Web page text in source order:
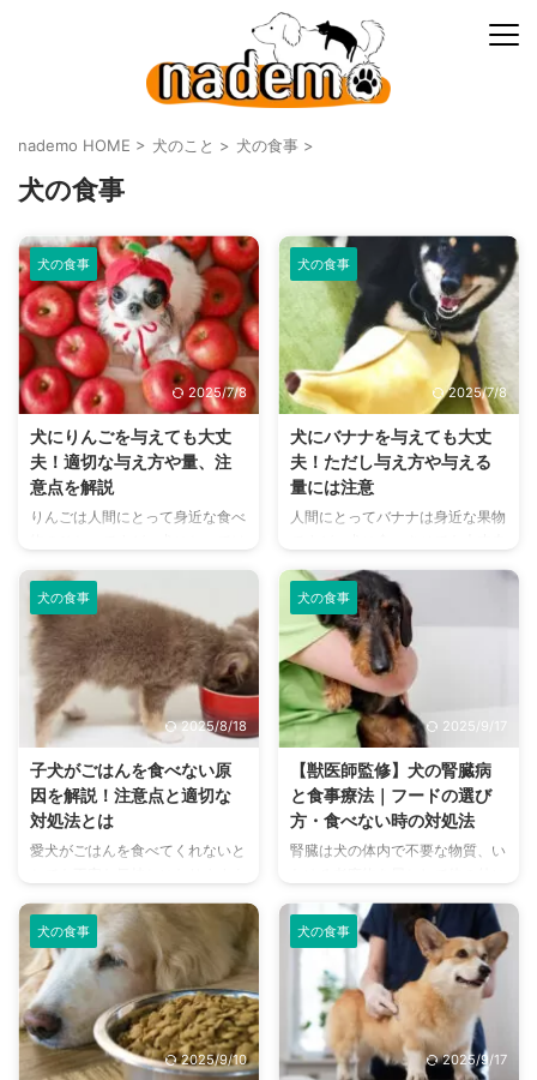
nademo HOME > 犬のこと > 犬の食事 >
犬の食事
犬の食事
2025/7/8
犬にりんごを与えても大丈
夫！適切な与え方や量、注
意点を解説
りんごは人間にとって身近な食べ
言うと、りんごは犬にとっても美
味しく食べられるフルーツ。犬の
舌は甘さを感じる機能に優れてい
るため、甘みを好む傾向がありま
す。 りんごやバナナ、イチゴな
どの甘みのあるフルーツが好物な
犬は多く、おやつやトッピングと
して与えるととても喜んでくれる
でしょう。 こちらの記事ではり
んごの適切な与え方や量、与える
際の注意点について解説していま
す。 犬が食べられるフルーツ
取り上げていますので、ぜひ参考
に ...
犬の食事
2025/7/8
犬にバナナを与えても大丈
夫！ただし与え方や与える
量には注意
人間にとってバナナは身近な果物
なのでしょうか？ 結論から言え
ば、バナナは犬にとっても栄養価
が高く、美味しく食べられる果物
です。 バナナは細かく切った
り、焼いて調理しても良い食材な
ので、愛犬と一緒におやつ感覚で
食べられます。 犬は飼い主の食
べ物に興味を示すことも多いの
で、一緒に楽しめるのは嬉しいで
すよね。 この記事では犬にバナ
ナを与えるときの、与え方や最適
な量、注意点などを解説していま
す。 バナナを使ったおすすめレ
味のある方はぜひ参考にしてくだ
さい ...
犬の食事
2025/8/18
子犬がごはんを食べない原
因を解説！注意点と適切な
対処法とは
愛犬がごはんを食べてくれないと
ね。食欲は健康の指標でもあるた
め食べない期間が続くと、病気な
のでは？と考えてしまうことも。
特に子犬は成長期なので食べざか
りであり、しっかり食べてくれな
いと健康的な体を作ることもでき
ません。子犬をお迎えした方、子
犬に与えるごはんでお悩みの方は
犬の食事
2025/9/17
【獣医師監修】犬の腎臓病
と食事療法｜フードの選び
方・食べない時の対処法
腎臓は犬の体内で不要な物質、い
排泄するという、生きていく上で
とても重要な役割を果たしていま
す。 しかし病気や年齢を重ねる
につれて腎臓の機能が低下し、一
定以上の機能が損なわれると“腎
不全”と呼ばれる状態になってし
まいます。 腎不全の治療はさま
ざまありますが、腎臓への負担を
犬の食事
2025/9/10
犬の食事
2025/9/17